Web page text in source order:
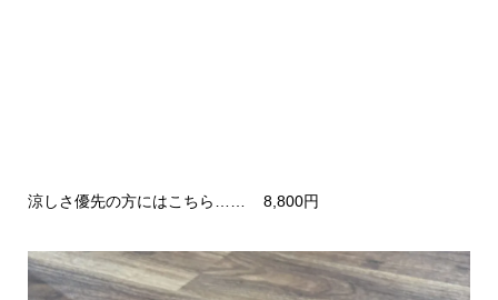
涼しさ優先の方にはこちら…… 8,800円